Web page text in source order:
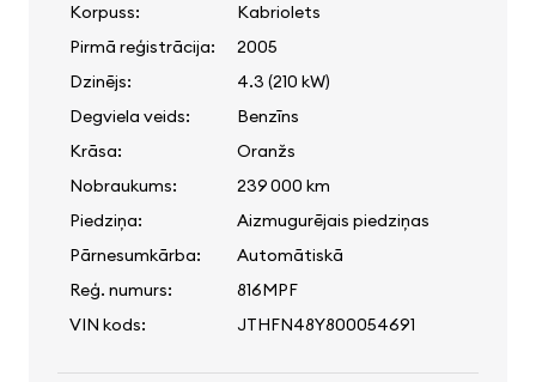
Korpuss:
Kabriolets
Pirmā reģistrācija:
2005
Dzinējs:
4.3 (210 kW)
Degviela veids:
Benzīns
Krāsa:
Oranžs
Nobraukums:
239 000 km
Piedziņa:
Aizmugurējais piedziņas
Pārnesumkārba:
Automātiskā
Reģ. numurs:
816MPF
VIN kods:
JTHFN48Y800054691